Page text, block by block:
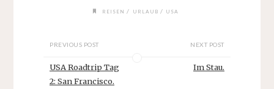
REISEN / URLAUB / USA
PREVIOUS POST
USA Roadtrip Tag
2: San Francisco.
NEXT POST
Im Stau.